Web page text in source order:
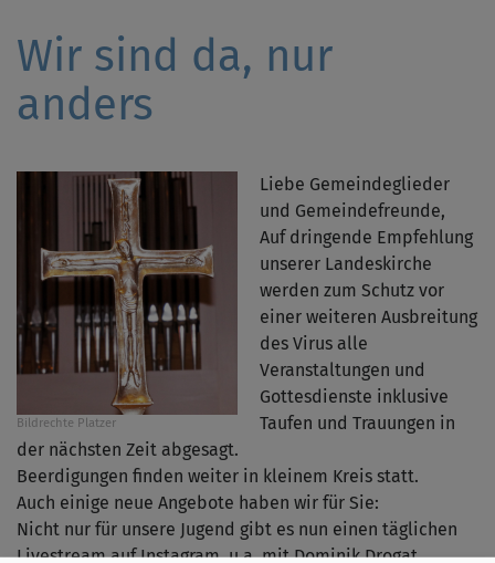
Wir sind da, nur
anders
Bildrechte Platzer
Liebe Gemeindeglieder
und Gemeindefreunde,
Auf dringende Empfehlung
unserer Landeskirche
werden zum Schutz vor
einer weiteren Ausbreitung
des Virus alle
Veranstaltungen und
Gottesdienste inklusive
Taufen und Trauungen in
der nächsten Zeit abgesagt.
Beerdigungen finden weiter in kleinem Kreis statt.
Auch einige neue Angebote haben wir für Sie:
Nicht nur für unsere Jugend gibt es nun einen täglichen
Livestream auf Instagram, u.a. mit Dominik Drogat.